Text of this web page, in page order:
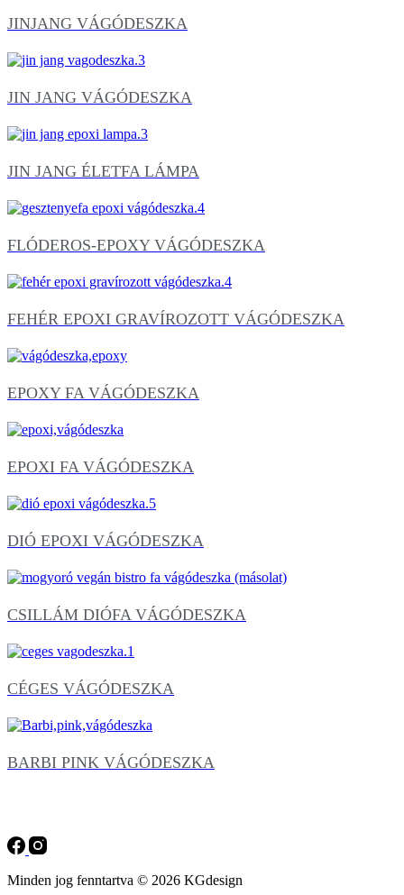
JINJANG VÁGÓDESZKA
JIN JANG VÁGÓDESZKA
JIN JANG ÉLETFA LÁMPA
FLÓDEROS-EPOXY VÁGÓDESZKA
FEHÉR EPOXI GRAVÍROZOTT VÁGÓDESZKA
EPOXY FA VÁGÓDESZKA
EPOXI FA VÁGÓDESZKA
DIÓ EPOXI VÁGÓDESZKA
CSILLÁM DIÓFA VÁGÓDESZKA
CÉGES VÁGÓDESZKA
BARBI PINK VÁGÓDESZKA
Minden jog fenntartva © 2026 KGdesign